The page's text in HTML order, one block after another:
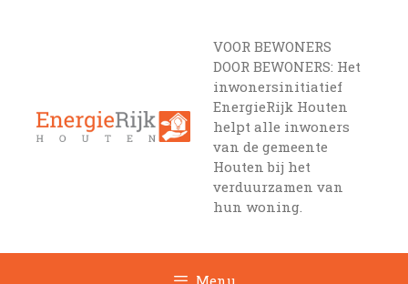
VOOR BEWONERS
DOOR BEWONERS: Het
inwonersinitiatief
EnergieRijk Houten
helpt alle inwoners
van de gemeente
Houten bij het
verduurzamen van
hun woning.
Menu